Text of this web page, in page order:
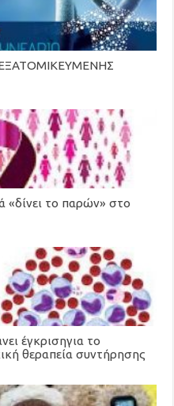
«δίνει το παρών» στο
έγκρισηγια το
θεραπεία συντήρησης
λευχαιμία